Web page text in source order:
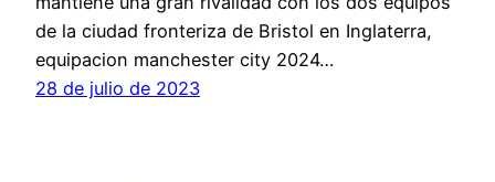
de la ciudad fronteriza de Bristol en Inglaterra,
equipacion manchester city 2024…
28 de julio de 2023